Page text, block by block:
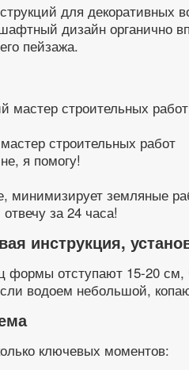
для декоративных
дизайн органично
пейзажа.
строительных работ
я помогу!
минимизирует земляные
за 24 часа!
инструкция,
формы отступают 15-20
водоем небольшой,
ключевых моментов: